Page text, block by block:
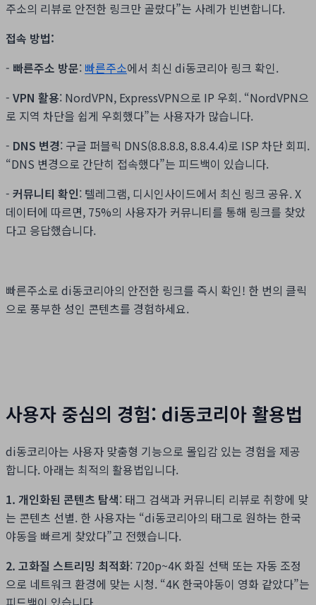
주소의 리뷰로 안전한 링크만 골랐다”는 사례가 빈번합니다.
접속 방법:
- 빠른주소 방문: 빠른주소에서 최신 di동코리아 링크 확인.
- VPN 활용: NordVPN, ExpressVPN으로 IP 우회. “NordVPN으
로 지역 차단을 쉽게 우회했다”는 사용자가 많습니다.
- DNS 변경: 구글 퍼블릭 DNS(8.8.8.8, 8.8.4.4)로 ISP 차단 회피.
“DNS 변경으로 간단히 접속했다”는 피드백이 있습니다.
- 커뮤니티 확인: 텔레그램, 디시인사이드에서 최신 링크 공유. X
데이터에 따르면, 75%의 사용자가 커뮤니티를 통해 링크를 찾았
다고 응답했습니다.
빠른주소로 di동코리아의 안전한 링크를 즉시 확인! 한 번의 클릭
으로 풍부한 성인 콘텐츠를 경험하세요.
사용자 중심의 경험: di동코리아 활용법
di동코리아는 사용자 맞춤형 기능으로 몰입감 있는 경험을 제공
합니다. 아래는 최적의 활용법입니다.
1. 개인화된 콘텐츠 탐색: 태그 검색과 커뮤니티 리뷰로 취향에 맞
는 콘텐츠 선별. 한 사용자는 “di동코리아의 태그로 원하는 한국
야동을 빠르게 찾았다”고 전했습니다.
2. 고화질 스트리밍 최적화: 720p~4K 화질 선택 또는 자동 조정
으로 네트워크 환경에 맞는 시청. “4K 한국야동이 영화 같았다”는